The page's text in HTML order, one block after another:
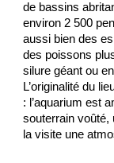
de bassins
environ 2 500
aussi bien des
des poissons
silure géant ou
L’originalité du
: l’aquarium est
souterrain voûté,
la visite une